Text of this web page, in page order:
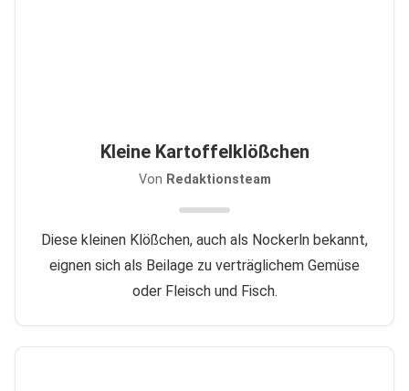
Kleine Kartoffelklößchen
Von Redaktionsteam
Diese kleinen Klößchen, auch als Nockerln bekannt,
eignen sich als Beilage zu verträglichem Gemüse
oder Fleisch und Fisch.